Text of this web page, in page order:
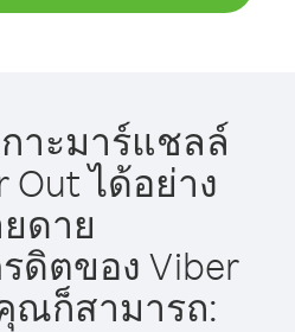
าะมาร์แชลล์
Out ได้อย่าง
ดาย
ดิตของ Viber
ณก็สามารถ: